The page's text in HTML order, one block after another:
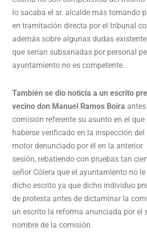
lo sacaba el sr. alcalde más tomando
en tramitación directa por el tribunal
además sobre algunas dudas
que serían subsanadas por personal
ayuntamiento no es competente.
También se dio noticia a un escrito
vecino don Manuel Ramos Boira
comisión referente su asunto en el
haberse verificado en la inspección del
motor denunciado por él en la anterior
sesión, rebatiendo con pruebas tan
señor Cólera que el ayuntamiento no le
dicho escrito ya que dicho individuo
de protesta antes de dictaminar la
un escrito la reforma anunciada por el
nombre de la comisión.